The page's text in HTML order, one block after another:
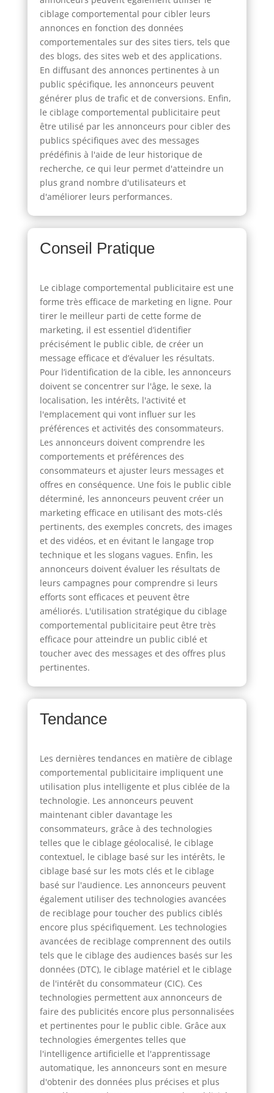
ciblage comportemental pour cibler leurs
annonces en fonction des données
comportementales sur des sites tiers, tels que
des blogs, des sites web et des applications.
En diffusant des annonces pertinentes à un
public spécifique, les annonceurs peuvent
générer plus de trafic et de conversions. Enfin,
le ciblage comportemental publicitaire peut
être utilisé par les annonceurs pour cibler des
publics spécifiques avec des messages
prédéfinis à l'aide de leur historique de
recherche, ce qui leur permet d'atteindre un
plus grand nombre d'utilisateurs et
d'améliorer leurs performances.
Conseil Pratique
Le ciblage comportemental publicitaire est une
forme très efficace de marketing en ligne. Pour
tirer le meilleur parti de cette forme de
marketing, il est essentiel d’identifier
précisément le public cible, de créer un
message efficace et d’évaluer les résultats.
Pour l’identification de la cible, les annonceurs
doivent se concentrer sur l'âge, le sexe, la
localisation, les intérêts, l'activité et
l'emplacement qui vont influer sur les
préférences et activités des consommateurs.
Les annonceurs doivent comprendre les
comportements et préférences des
consommateurs et ajuster leurs messages et
offres en conséquence. Une fois le public cible
déterminé, les annonceurs peuvent créer un
marketing efficace en utilisant des mots-clés
pertinents, des exemples concrets, des images
et des vidéos, et en évitant le langage trop
technique et les slogans vagues. Enfin, les
annonceurs doivent évaluer les résultats de
leurs campagnes pour comprendre si leurs
efforts sont efficaces et peuvent être
améliorés. L'utilisation stratégique du ciblage
comportemental publicitaire peut être très
efficace pour atteindre un public ciblé et
toucher avec des messages et des offres plus
pertinentes.
Tendance
Les dernières tendances en matière de ciblage
comportemental publicitaire impliquent une
utilisation plus intelligente et plus ciblée de la
technologie. Les annonceurs peuvent
maintenant cibler davantage les
consommateurs, grâce à des technologies
telles que le ciblage géolocalisé, le ciblage
contextuel, le ciblage basé sur les intérêts, le
ciblage basé sur les mots clés et le ciblage
basé sur l'audience. Les annonceurs peuvent
également utiliser des technologies avancées
de reciblage pour toucher des publics ciblés
encore plus spécifiquement. Les technologies
avancées de reciblage comprennent des outils
tels que le ciblage des audiences basés sur les
données (DTC), le ciblage matériel et le ciblage
de l'intérêt du consommateur (CIC). Ces
technologies permettent aux annonceurs de
faire des publicités encore plus personnalisées
et pertinentes pour le public cible. Grâce aux
technologies émergentes telles que
l'intelligence artificielle et l'apprentissage
automatique, les annonceurs sont en mesure
d'obtenir des données plus précises et plus